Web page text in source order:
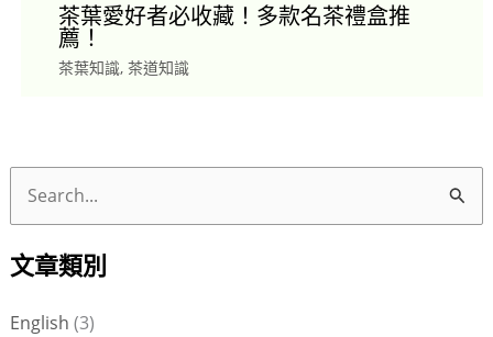
茶葉愛好者必收藏！多款名茶禮盒推
薦！
茶葉知識, 茶道知識
關
文章類別
English (3)